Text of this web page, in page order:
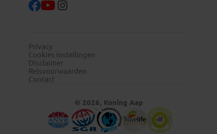
Privacy
Cookies instellingen
Disclaimer
Reisvoorwaarden
Contact
© 2026, Koning Aap